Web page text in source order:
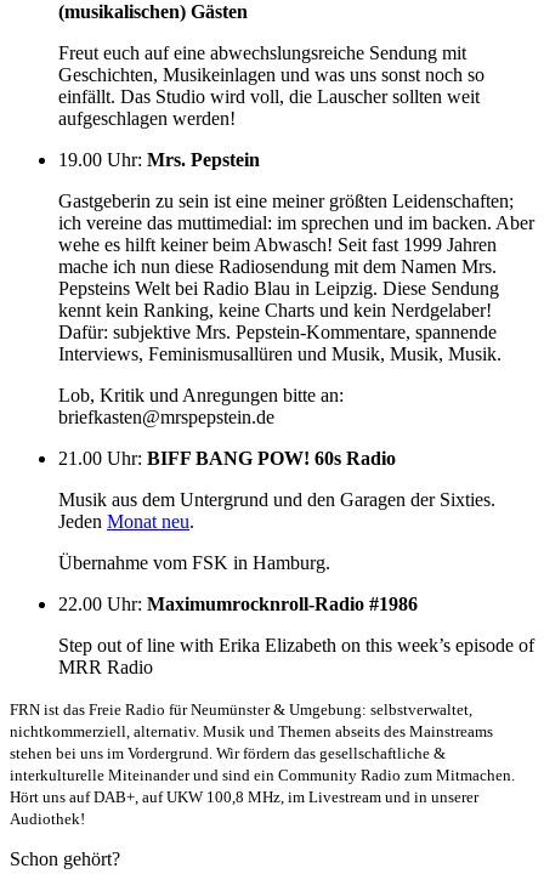
(musikalischen) Gästen
Freut euch auf eine abwechslungsreiche Sendung mit
Geschichten, Musikeinlagen und was uns sonst noch so
einfällt. Das Studio wird voll, die Lauscher sollten weit
aufgeschlagen werden!
19.00 Uhr: Mrs. Pepstein
Gastgeberin zu sein ist eine meiner größten Leidenschaften;
ich vereine das muttimedial: im sprechen und im backen. Aber
wehe es hilft keiner beim Abwasch! Seit fast 1999 Jahren
mache ich nun diese Radiosendung mit dem Namen Mrs.
Pepsteins Welt bei Radio Blau in Leipzig. Diese Sendung
kennt kein Ranking, keine Charts und kein Nerdgelaber!
Dafür: subjektive Mrs. Pepstein-Kommentare, spannende
Interviews, Feminismusallüren und Musik, Musik, Musik.
Lob, Kritik und Anregungen bitte an:
briefkasten@mrspepstein.de
21.00 Uhr: BIFF BANG POW! 60s Radio
Musik aus dem Untergrund und den Garagen der Sixties.
Jeden Monat neu.
Übernahme vom FSK in Hamburg.
22.00 Uhr: Maximumrocknroll-Radio #1986
Step out of line with Erika Elizabeth on this week’s episode of
MRR Radio
FRN ist das Freie Radio für Neumünster & Umgebung: selbstverwaltet,
nichtkommerziell, alternativ. Musik und Themen abseits des Mainstreams
stehen bei uns im Vordergrund. Wir fördern das gesellschaftliche &
interkulturelle Miteinander und sind ein Community Radio zum Mitmachen.
Hört uns auf DAB+, auf UKW 100,8 MHz, im Livestream und in unserer
Audiothek!
Schon gehört?